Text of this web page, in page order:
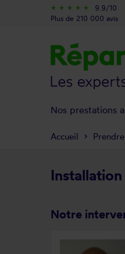
Notre
Accueil
star_rate star_rate star_rate star_rate star_rate
9.9/10
Plus de 210 000 avis
Nos prestations